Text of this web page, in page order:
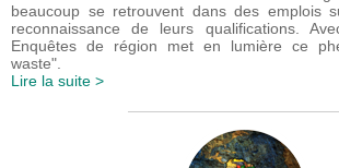
beaucoup se retrouvent dans des emplois
reconnaissance de leurs qualifications.
Enquêtes de région met en lumière ce
waste".
Lire la suite >